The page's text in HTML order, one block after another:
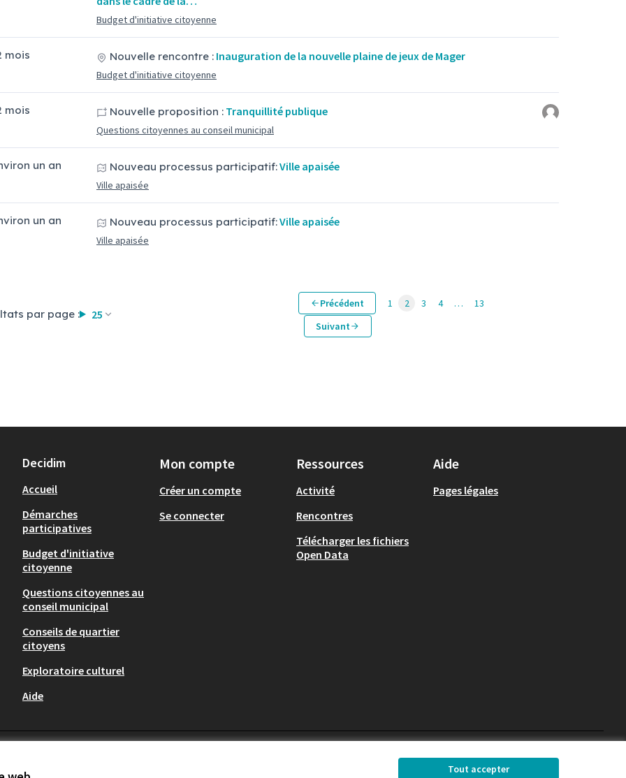
Tout accepter
Budget d'initiative citoyenne
mois Nouvelle rencontre : Inauguration de la nouvelle plaine de jeux de Mager
Budget d'initiative citoyenne
mois Nouvelle proposition : Tranquillité publique
Questions citoyennes au conseil municipal
un an Nouveau processus participatif:Ville apaisée
Ville apaisée
un an Nouveau processus participatif:Ville apaisée
Ville apaisée
par page : 25
Précédent 1 2 3 4 …
13
Suivant
Decidim
Accueil
Démarches
participatives
Budget d'initiative
citoyenne
Questions citoyennes au
conseil municipal
Conseils de quartier
citoyens
Exploratoire culturel
Aide
Mon compte
Créer un compte
Se connecter
Ressources
Activité
Rencontres
Télécharger les fichiers
Open Data
Aide
Pages légales